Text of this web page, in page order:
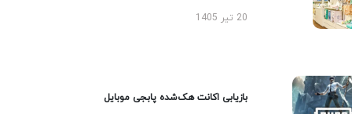
20 تیر 1405
بازیابی اکانت هک‌شده پابجی موبایل